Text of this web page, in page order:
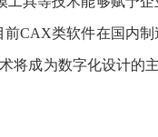
CAX类软件在国内
将成为数字化设计的